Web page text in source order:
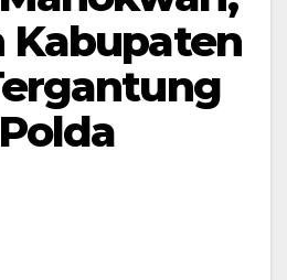
Kabupaten